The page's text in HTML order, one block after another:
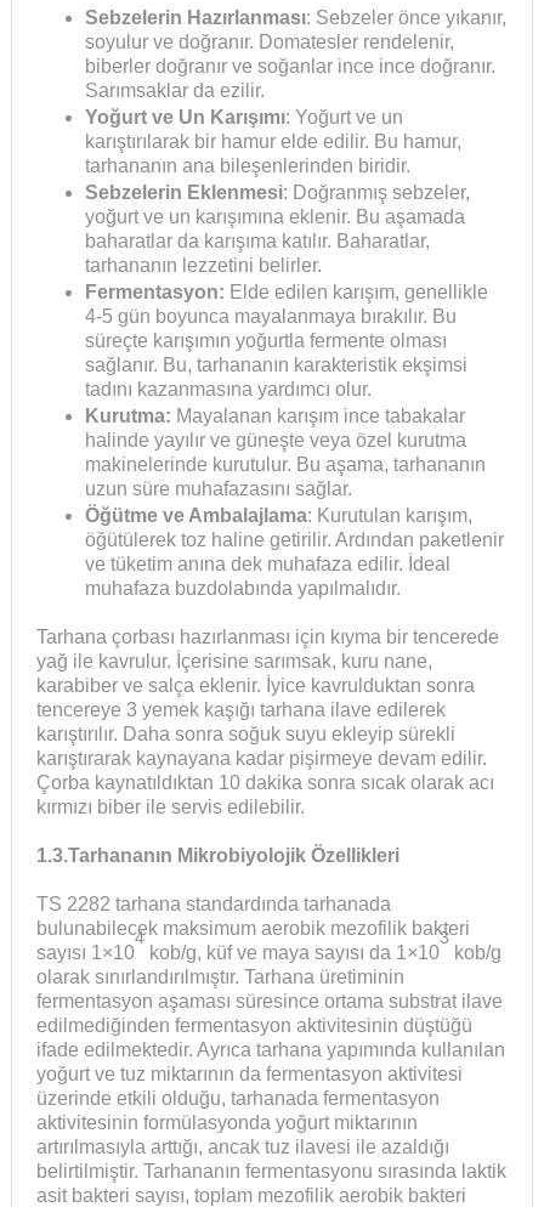
Sebzelerin Hazırlanması: Sebzeler önce yıkanır,
soyulur ve doğranır. Domatesler rendelenir,
biberler doğranır ve soğanlar ince ince doğranır.
Sarımsaklar da ezilir.
Yoğurt ve Un Karışımı: Yoğurt ve un
karıştırılarak bir hamur elde edilir. Bu hamur,
tarhananın ana bileşenlerinden biridir.
Sebzelerin Eklenmesi: Doğranmış sebzeler,
yoğurt ve un karışımına eklenir. Bu aşamada
baharatlar da karışıma katılır. Baharatlar,
tarhananın lezzetini belirler.
Fermentasyon: Elde edilen karışım, genellikle
4-5 gün boyunca mayalanmaya bırakılır. Bu
süreçte karışımın yoğurtla fermente olması
sağlanır. Bu, tarhananın karakteristik ekşimsi
tadını kazanmasına yardımcı olur.
Kurutma: Mayalanan karışım ince tabakalar
halinde yayılır ve güneşte veya özel kurutma
makinelerinde kurutulur. Bu aşama, tarhananın
uzun süre muhafazasını sağlar.
Öğütme ve Ambalajlama: Kurutulan karışım,
öğütülerek toz haline getirilir. Ardından paketlenir
ve tüketim anına dek muhafaza edilir. İdeal
muhafaza buzdolabında yapılmalıdır.
Tarhana çorbası hazırlanması için kıyma bir tencerede
yağ ile kavrulur. İçerisine sarımsak, kuru nane,
karabiber ve salça eklenir. İyice kavrulduktan sonra
tencereye 3 yemek kaşığı tarhana ilave edilerek
karıştırılır. Daha sonra soğuk suyu ekleyip sürekli
karıştırarak kaynayana kadar pişirmeye devam edilir.
Çorba kaynatıldıktan 10 dakika sonra sıcak olarak acı
kırmızı biber ile servis edilebilir.
1.3.Tarhananın Mikrobiyolojik Özellikleri
TS 2282 tarhana standardında tarhanada
bulunabilecek maksimum aerobik mezofilik bakteri
sayısı 1×10
4
kob/g, küf ve maya sayısı da 1×10
3
kob/g
olarak sınırlandırılmıştır. Tarhana üretiminin
fermentasyon aşaması süresince ortama substrat ilave
edilmediğinden fermentasyon aktivitesinin düştüğü
ifade edilmektedir. Ayrıca tarhana yapımında kullanılan
yoğurt ve tuz miktarının da fermentasyon aktivitesi
üzerinde etkili olduğu, tarhanada fermentasyon
aktivitesinin formülasyonda yoğurt miktarının
artırılmasıyla arttığı, ancak tuz ilavesi ile azaldığı
belirtilmiştir. Tarhananın fermentasyonu sırasında laktik
asit bakteri sayısı, toplam mezofilik aerobik bakteri